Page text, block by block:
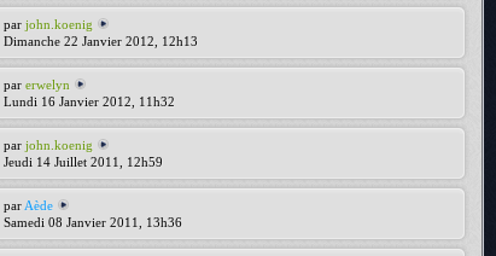
parjohn.koenig
Dimanche 22 Janvier 2012, 12h13
parerwelyn
Lundi 16 Janvier 2012, 11h32
parjohn.koenig
Jeudi 14 Juillet 2011, 12h59
par Aède
Samedi 08 Janvier 2011, 13h36